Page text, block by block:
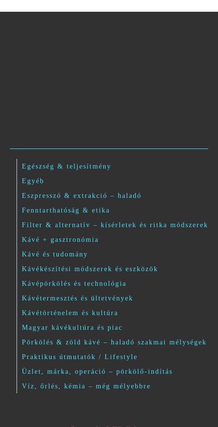
Egészség & teljesítmény
Egyéb
Eszpresszó & extrakció – haladó
Fenntarthatóság & etika
Filter & alternatív – kísérletek és ritka módszerek
Kávé + gasztronómia
Kávé és tudomány
Kávékészítési módszerek és eszközök
Kávépörkölés és technológia
Kávétermesztés és ültetvények
Kávétörténelem és kultúra
Magyar kávékultúra és piac
Pörkölés & zöld kávé – haladó szakmai mélységek
Praktikus útmutatók / Lifestyle
Üzlet, márka, operáció – pörkölő-indítás
Víz, őrlés, kémia – még mélyebbre